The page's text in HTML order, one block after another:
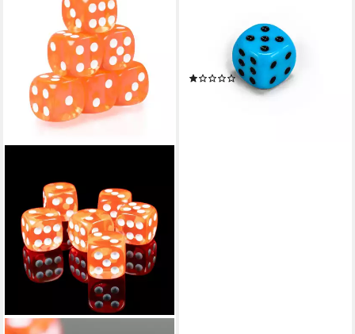
(16 mm) aus Acrylglas,
Augenwürfel, Würfel,
Spielmaterial, Verschiedene
Farben
(2)